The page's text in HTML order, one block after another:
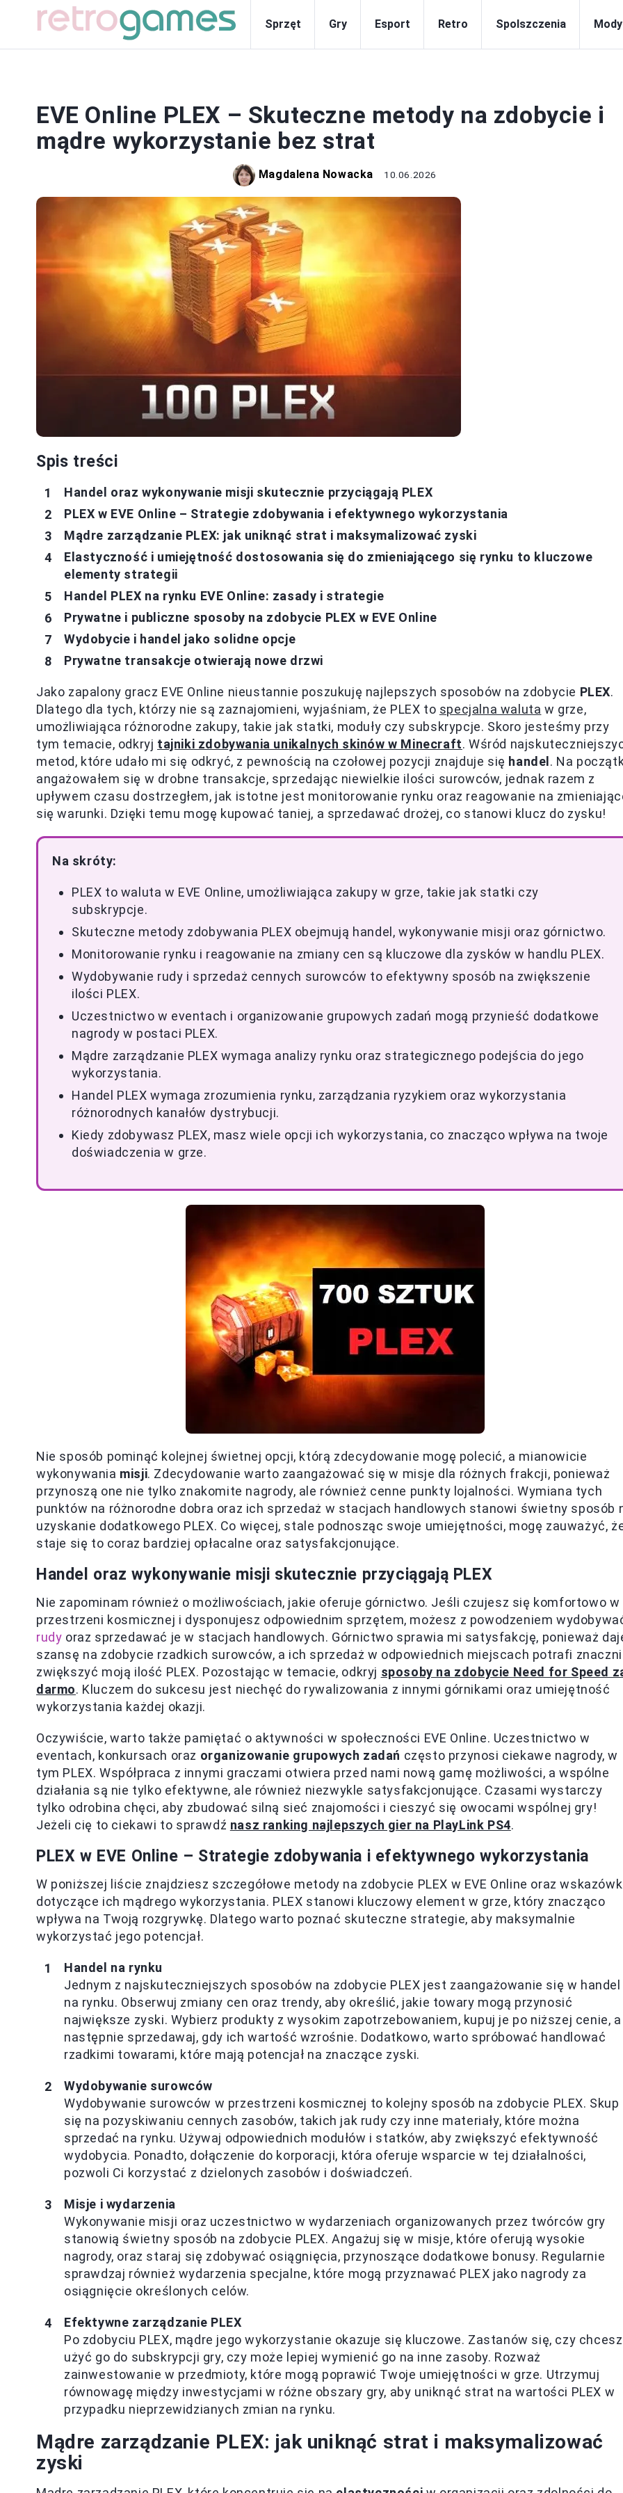
Sprzęt Gry Esport Retro Spolszczenia Mody
EVE Online PLEX – Skuteczne metody na zdobycie i
mądre wykorzystanie bez strat
Magdalena Nowacka 10.06.2026
Spis treści
Handel oraz wykonywanie misji skutecznie przyciągają PLEX
PLEX w EVE Online – Strategie zdobywania i efektywnego wykorzystania
Mądre zarządzanie PLEX: jak uniknąć strat i maksymalizować zyski
Elastyczność i umiejętność dostosowania się do zmieniającego się rynku to kluczowe
elementy strategii
Handel PLEX na rynku EVE Online: zasady i strategie
Prywatne i publiczne sposoby na zdobycie PLEX w EVE Online
Wydobycie i handel jako solidne opcje
Prywatne transakcje otwierają nowe drzwi
Jako zapalony gracz EVE Online nieustannie poszukuję najlepszych sposobów na zdobycie PLEX.
Dlatego dla tych, którzy nie są zaznajomieni, wyjaśniam, że PLEX to specjalna waluta w grze,
umożliwiająca różnorodne zakupy, takie jak statki, moduły czy subskrypcje. Skoro jesteśmy przy
tym temacie, odkryj tajniki zdobywania unikalnych skinów w Minecraft. Wśród
metod, które udało mi się odkryć, z pewnością na czołowej pozycji znajduje się handel . Na
angażowałem się w drobne transakcje, sprzedając niewielkie ilości surowców, jednak razem z
upływem czasu dostrzegłem, jak istotne jest monitorowanie rynku oraz reagowanie na
się warunki. Dzięki temu mogę kupować taniej, a sprzedawać drożej, co stanowi klucz do zysku!
Na skróty:
PLEX to waluta w EVE Online, umożliwiająca zakupy w grze, takie jak statki czy
subskrypcje.
Skuteczne metody zdobywania PLEX obejmują handel, wykonywanie misji oraz górnictwo.
Monitorowanie rynku i reagowanie na zmiany cen są kluczowe dla zysków w handlu PLEX.
Wydobywanie rudy i sprzedaż cennych surowców to efektywny sposób na zwiększenie
ilości PLEX.
Uczestnictwo w eventach i organizowanie grupowych zadań mogą przynieść dodatkowe
nagrody w postaci PLEX.
Mądre zarządzanie PLEX wymaga analizy rynku oraz strategicznego podejścia do jego
wykorzystania.
Handel PLEX wymaga zrozumienia rynku, zarządzania ryzykiem oraz wykorzystania
różnorodnych kanałów dystrybucji.
Kiedy zdobywasz PLEX, masz wiele opcji ich wykorzystania, co znacząco wpływa na twoje
doświadczenia w grze.
Nie sposób pominąć kolejnej świetnej opcji, którą zdecydowanie mogę polecić, a mianowicie
wykonywania misji. Zdecydowanie warto zaangażować się w misje dla różnych frakcji, ponieważ
przynoszą one nie tylko znakomite nagrody, ale również cenne punkty lojalności. Wymiana tych
punktów na różnorodne dobra oraz ich sprzedaż w stacjach handlowych stanowi świetny sposób
uzyskanie dodatkowego PLEX. Co więcej, stale podnosząc swoje umiejętności, mogę zauważyć,
staje się to coraz bardziej opłacalne oraz satysfakcjonujące.
Handel oraz wykonywanie misji skutecznie przyciągają PLEX
Nie zapominam również o możliwościach, jakie oferuje górnictwo. Jeśli czujesz się komfortowo w
przestrzeni kosmicznej i dysponujesz odpowiednim sprzętem, możesz z powodzeniem
rudy oraz sprzedawać je w stacjach handlowych. Górnictwo sprawia mi satysfakcję, ponieważ
szansę na zdobycie rzadkich surowców, a ich sprzedaż w odpowiednich miejscach potrafi
zwiększyć moją ilość PLEX. Pozostając w temacie, odkryj sposoby na zdobycie Need for Speed
darmo. Kluczem do sukcesu jest niechęć do rywalizowania z innymi górnikami oraz umiejętność
wykorzystania każdej okazji.
Oczywiście, warto także pamiętać o aktywności w społeczności EVE Online. Uczestnictwo w
eventach, konkursach oraz organizowanie grupowych zadań często przynosi ciekawe nagrody, w
tym PLEX. Współpraca z innymi graczami otwiera przed nami nową gamę możliwości, a wspólne
działania są nie tylko efektywne, ale również niezwykle satysfakcjonujące. Czasami wystarczy
tylko odrobina chęci, aby zbudować silną sieć znajomości i cieszyć się owocami wspólnej gry!
Jeżeli cię to ciekawi to sprawdź nasz ranking najlepszych gier na PlayLink PS4.
PLEX w EVE Online – Strategie zdobywania i efektywnego wykorzystania
W poniższej liście znajdziesz szczegółowe metody na zdobycie PLEX w EVE Online oraz
dotyczące ich mądrego wykorzystania. PLEX stanowi kluczowy element w grze, który znacząco
wpływa na Twoją rozgrywkę. Dlatego warto poznać skuteczne strategie, aby maksymalnie
wykorzystać jego potencjał.
Handel na rynku
Jednym z najskuteczniejszych sposobów na zdobycie PLEX jest zaangażowanie się w handel
na rynku. Obserwuj zmiany cen oraz trendy, aby określić, jakie towary mogą przynosić
największe zyski. Wybierz produkty z wysokim zapotrzebowaniem, kupuj je po niższej cenie, a
następnie sprzedawaj, gdy ich wartość wzrośnie. Dodatkowo, warto spróbować handlować
rzadkimi towarami, które mają potencjał na znaczące zyski.
Wydobywanie surowców
Wydobywanie surowców w przestrzeni kosmicznej to kolejny sposób na zdobycie PLEX. Skup
się na pozyskiwaniu cennych zasobów, takich jak rudy czy inne materiały, które można
sprzedać na rynku. Używaj odpowiednich modułów i statków, aby zwiększyć efektywność
wydobycia. Ponadto, dołączenie do korporacji, która oferuje wsparcie w tej działalności,
pozwoli Ci korzystać z dzielonych zasobów i doświadczeń.
Misje i wydarzenia
Wykonywanie misji oraz uczestnictwo w wydarzeniach organizowanych przez twórców gry
stanowią świetny sposób na zdobycie PLEX. Angażuj się w misje, które oferują wysokie
nagrody, oraz staraj się zdobywać osiągnięcia, przynoszące dodatkowe bonusy. Regularnie
sprawdzaj również wydarzenia specjalne, które mogą przyznawać PLEX jako nagrody za
osiągnięcie określonych celów.
Efektywne zarządzanie PLEX
Po zdobyciu PLEX, mądre jego wykorzystanie okazuje się kluczowe. Zastanów się, czy chcesz
użyć go do subskrypcji gry, czy może lepiej wymienić go na inne zasoby. Rozważ
zainwestowanie w przedmioty, które mogą poprawić Twoje umiejętności w grze. Utrzymuj
równowagę między inwestycjami w różne obszary gry, aby uniknąć strat na wartości PLEX w
przypadku nieprzewidzianych zmian na rynku.
Mądre zarządzanie PLEX: jak uniknąć strat i maksymalizować
zyski